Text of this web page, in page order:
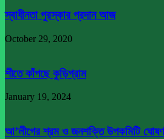
স্বাধীনতা পুরস্কার প্রদান আজ
October 29, 2020
শীতে কাঁপছে কুড়িগ্রাম
January 19, 2024
আ’লীগের শ্রম ও জনশক্তি উপকমিটি